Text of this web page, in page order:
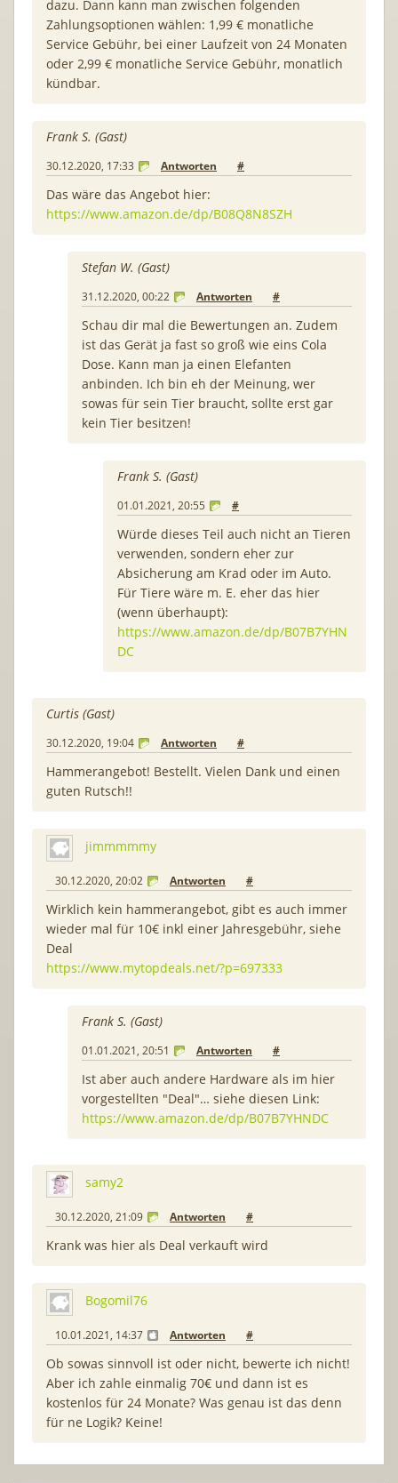
dazu. Dann kann man zwischen folgenden
Zahlungsoptionen wählen: 1,99 € monatliche
Service Gebühr, bei einer Laufzeit von 24 Monaten
oder 2,99 € monatliche Service Gebühr, monatlich
kündbar.
Frank S. (Gast)
30.12.2020, 17:33 Antworten #
Das wäre das Angebot hier:
https://www.amazon.de/dp/B08Q8N8SZH
Stefan W. (Gast)
31.12.2020, 00:22 Antworten #
Schau dir mal die Bewertungen an. Zudem
ist das Gerät ja fast so groß wie eins Cola
Dose. Kann man ja einen Elefanten
anbinden. Ich bin eh der Meinung, wer
sowas für sein Tier braucht, sollte erst gar
kein Tier besitzen!
Frank S. (Gast)
01.01.2021, 20:55 #
Würde dieses Teil auch nicht an Tieren
verwenden, sondern eher zur
Absicherung am Krad oder im Auto.
Für Tiere wäre m. E. eher das hier
(wenn überhaupt):
https://www.amazon.de/dp/B07B7YHN
DC
Curtis (Gast)
30.12.2020, 19:04 Antworten #
Hammerangebot! Bestellt. Vielen Dank und einen
guten Rutsch!!
jimmmmmy
30.12.2020, 20:02 Antworten #
Wirklich kein hammerangebot, gibt es auch immer
wieder mal für 10€ inkl einer Jahresgebühr, siehe
Deal
https://www.mytopdeals.net/?p=697333
Frank S. (Gast)
01.01.2021, 20:51 Antworten #
Ist aber auch andere Hardware als im hier
vorgestellten "Deal"… siehe diesen Link:
https://www.amazon.de/dp/B07B7YHNDC
samy2
30.12.2020, 21:09 Antworten #
Krank was hier als Deal verkauft wird
Bogomil76
10.01.2021, 14:37 Antworten #
Ob sowas sinnvoll ist oder nicht, bewerte ich nicht!
Aber ich zahle einmalig 70€ und dann ist es
kostenlos für 24 Monate? Was genau ist das denn
für ne Logik? Keine!